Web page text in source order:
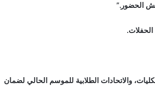
الحضور.”
والاتحادات الطلابية للموسم الحالي لضمان